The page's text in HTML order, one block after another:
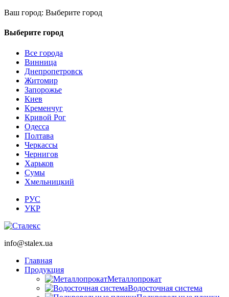
Ваш город: Выберите город
Выберите город
Все города
Винница
Днепропетровск
Житомир
Запорожье
Киев
Кременчуг
Кривой Рог
Одесса
Полтава
Черкассы
Чернигов
Харьков
Сумы
Хмельницкий
РУС
УКР
info@stalex.ua
Главная
Продукция
Металлопрокат
Водосточная система